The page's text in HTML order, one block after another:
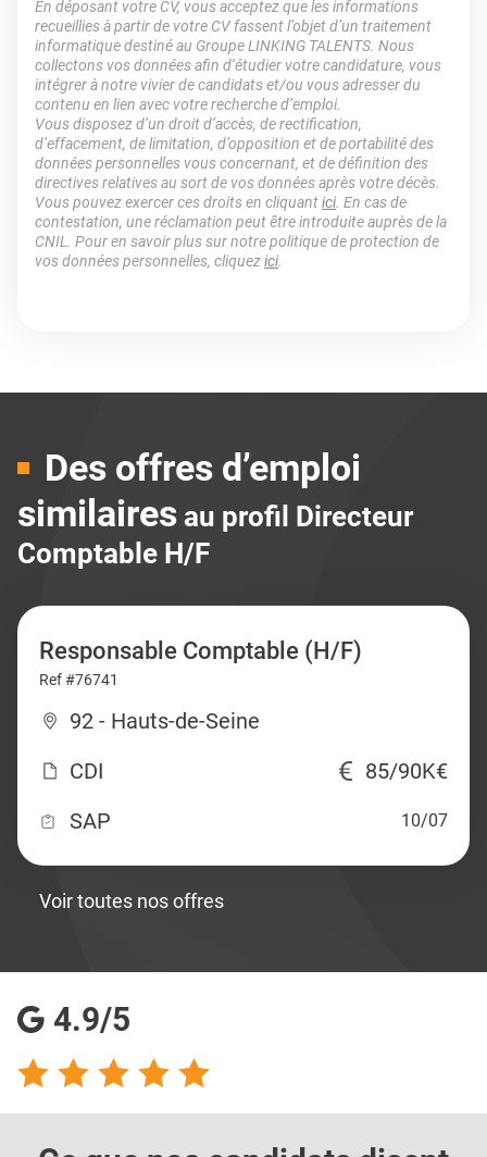
En déposant votre CV, vous acceptez que les informations
recueillies à partir de votre CV fassent l’objet d’un traitement
informatique destiné au Groupe LINKING TALENTS. Nous
collectons vos données afin d’étudier votre candidature, vous
intégrer à notre vivier de candidats et/ou vous adresser du
contenu en lien avec votre recherche d’emploi.
Vous disposez d’un droit d’accès, de rectification,
d’effacement, de limitation, d’opposition et de portabilité des
données personnelles vous concernant, et de définition des
directives relatives au sort de vos données après votre décès.
Vous pouvez exercer ces droits en cliquantici. En cas de
contestation, une réclamation peut être introduite auprès de la
CNIL. Pour en savoir plus sur notre politique de protection de
vos données personnelles, cliquezici.
Des offres d’emploi
similaires au profil Directeur
Comptable H/F
Responsable Comptable (H/F)
Ref #76741
92 - Hauts-de-Seine
CDI
85/90K€
SAP
10/07
Voir toutes nos offres
4.9/5